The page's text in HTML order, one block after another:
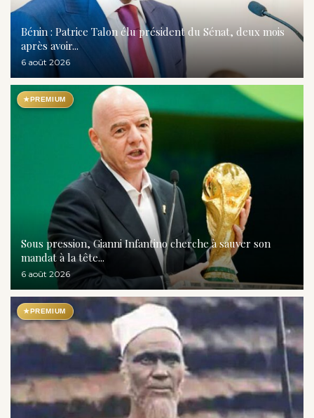
Bénin : Patrice Talon élu président du Sénat, deux mois
après avoir...
6 août 2026
★PREMIUM
Sous pression, Gianni Infantino cherche à sauver son
mandat à la tête...
6 août 2026
★PREMIUM